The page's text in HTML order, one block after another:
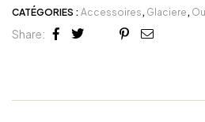
CATÉGORIES : Accessoires, Glaciere,
Share:
Facebook
TwitterLinkedin
Google+
Pinterest
Email